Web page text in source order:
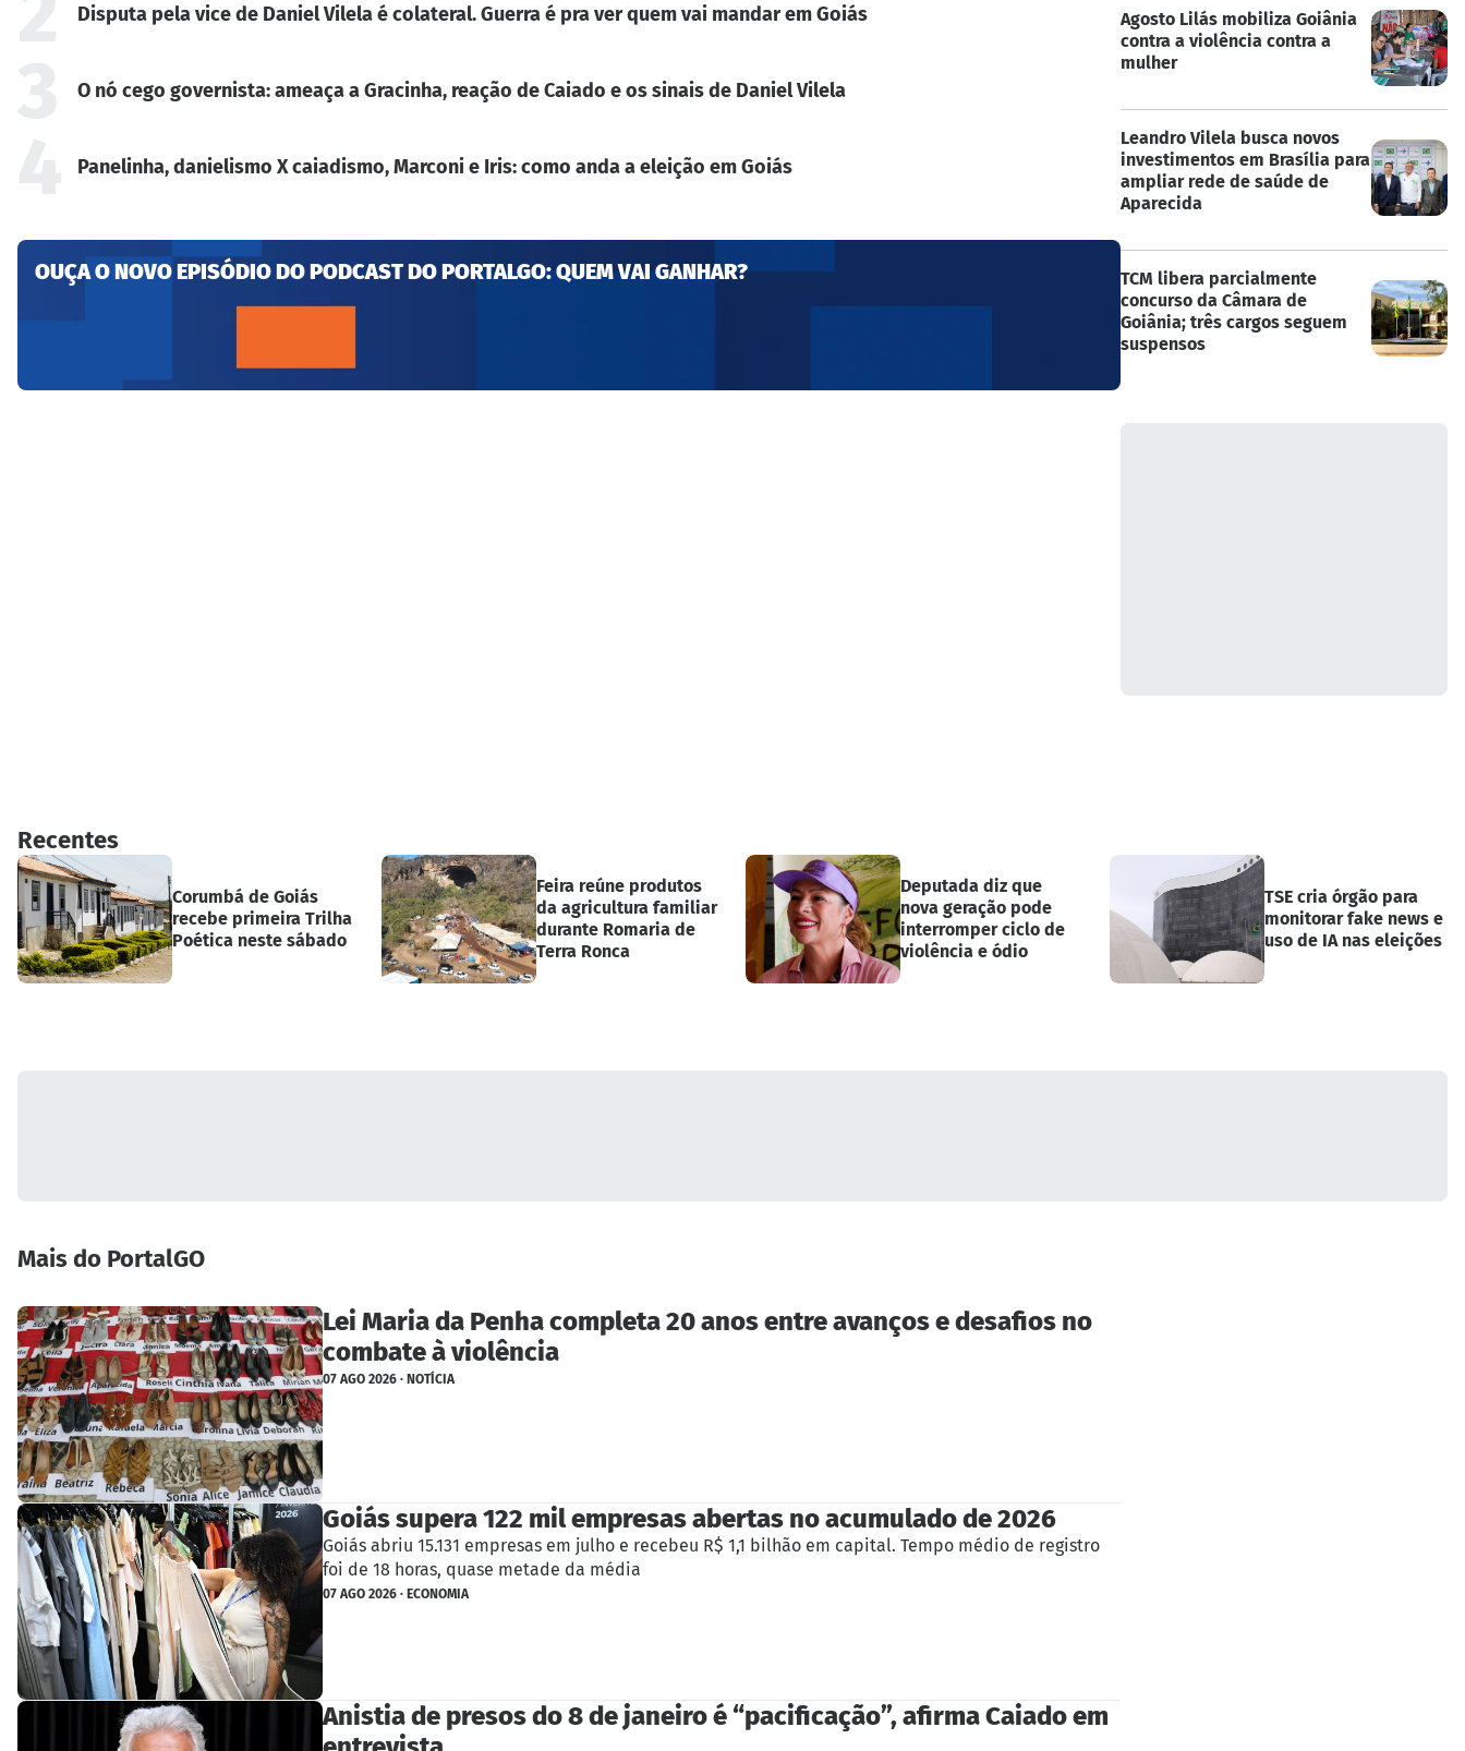
Disputa pela vice de Daniel Vilela é colateral. Guerra é pra ver quem vai mandar em Goiás
O nó cego governista: ameaça a Gracinha, reação de Caiado e os sinais de Daniel Vilela
Panelinha, danielismo X caiadismo, Marconi e Iris: como anda a eleição em Goiás
OUÇA O NOVO EPISÓDIO DO PODCAST DO PORTALGO: QUEM VAI GANHAR?
Agosto Lilás mobiliza Goiânia
contra a violência contra a
mulher
Leandro Vilela busca novos
investimentos em Brasília para
ampliar rede de saúde de
Aparecida
TCM libera parcialmente
concurso da Câmara de
Goiânia; três cargos seguem
suspensos
Recentes
Corumbá de Goiás
recebe primeira Trilha
Poética neste sábado
Feira reúne produtos
da agricultura familiar
durante Romaria de
Terra Ronca
Deputada diz que
nova geração pode
interromper ciclo de
violência e ódio
TSE cria órgão para
monitorar fake news e
uso de IA nas eleições
Mais do PortalGO
Lei Maria da Penha completa 20 anos entre avanços e desafios no
combate à violência
07 AGO 2026 · NOTÍCIA
Goiás supera 122 mil empresas abertas no acumulado de 2026
Goiás abriu 15.131 empresas em julho e recebeu R$ 1,1 bilhão em capital. Tempo médio de registro
foi de 18 horas, quase metade da média
07 AGO 2026 · ECONOMIA
Anistia de presos do 8 de janeiro é “pacificação”, afirma Caiado em